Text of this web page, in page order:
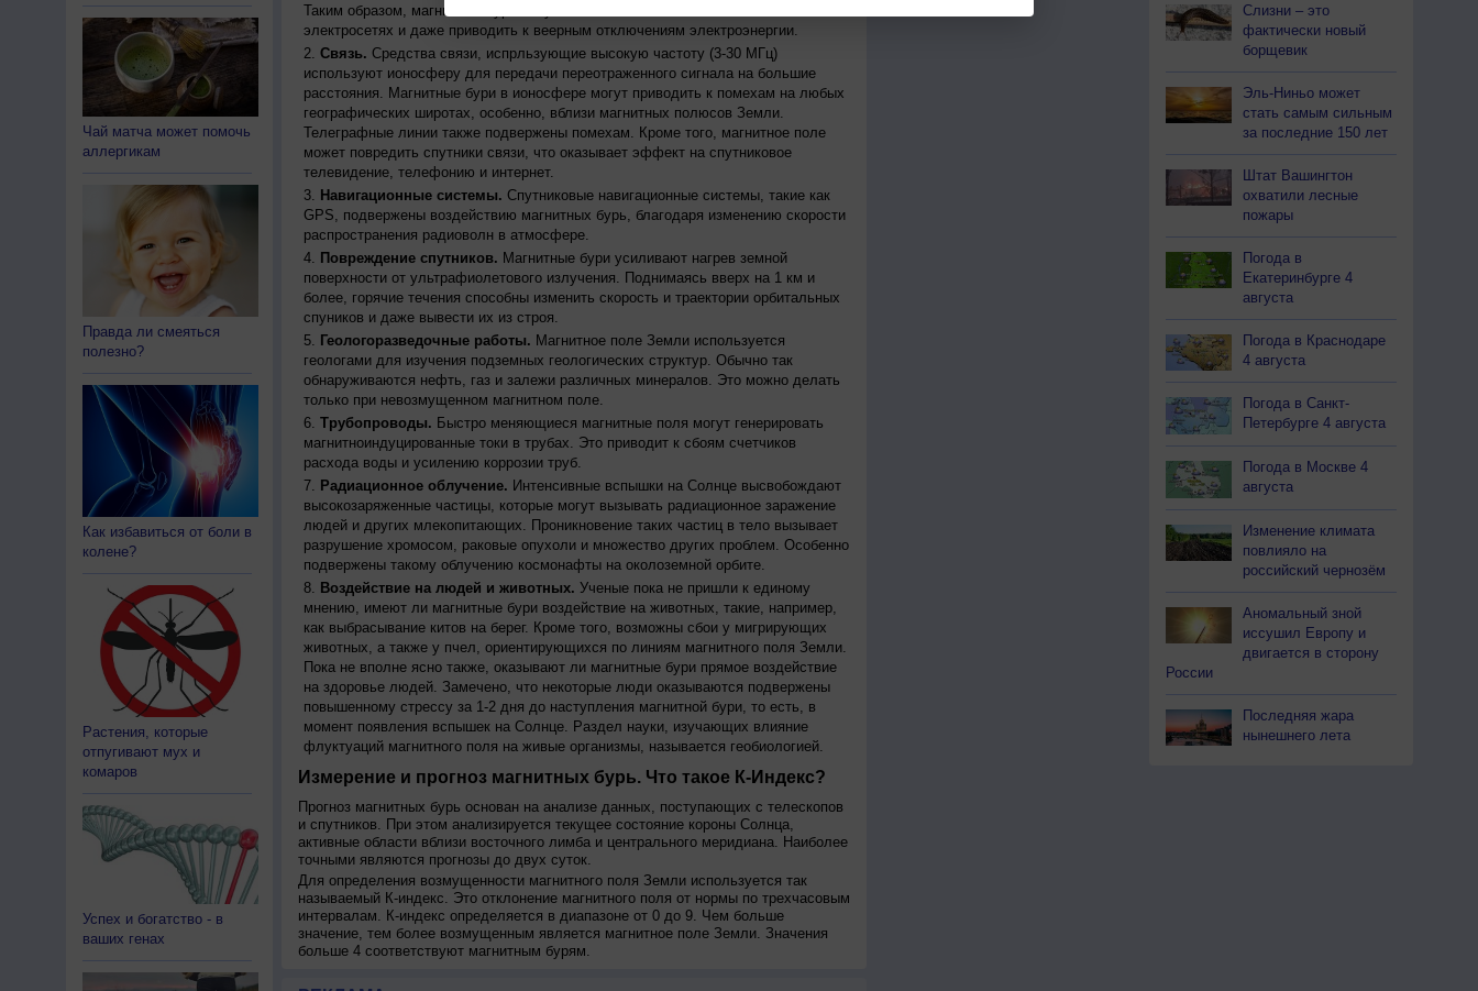
Чай матча может помочь
аллергикам
Правда ли смеяться
полезно?
Как избавиться от боли в
колене?
Растения, которые
отпугивают мух и
комаров
Успех и богатство - в
ваших генах
Таким образом, магнитные бури могут вызывать масштабные сбои в
электросетях и даже приводить к веерным отключениям электроэнергии.
Связь. Средства связи, испрльзующие высокую частоту (3-30 МГц)
используют ионосферу для передачи переотраженного сигнала на большие
расстояния. Магнитные бури в ионосфере могут приводить к помехам на любых
географических широтах, особенно, вблизи магнитных полюсов Земли.
Телеграфные линии также подвержены помехам. Кроме того, магнитное поле
может повредить спутники связи, что оказывает эффект на спутниковое
телевидение, телефонию и интернет.
Навигационные системы. Спутниковые навигационные системы, такие как
GPS, подвержены воздействию магнитных бурь, благодаря изменению скорости
распространения радиоволн в атмосфере.
Повреждение спутников. Магнитные бури усиливают нагрев земной
поверхности от ультрафиолетового излучения. Поднимаясь вверх на 1 км и
более, горячие течения способны изменить скорость и траектории орбитальных
спуников и даже вывести их из строя.
Геологоразведочные работы. Магнитное поле Земли используется
геологами для изучения подземных геологических структур. Обычно так
обнаруживаются нефть, газ и залежи различных минералов. Это можно делать
только при невозмущенном магнитном поле.
Трубопроводы. Быстро меняющиеся магнитные поля могут генерировать
магнитноиндуцированные токи в трубах. Это приводит к сбоям счетчиков
расхода воды и усилению коррозии труб.
Радиационное облучение. Интенсивные вспышки на Солнце высвобождают
высокозаряженные частицы, которые могут вызывать радиационное заражение
людей и других млекопитающих. Проникновение таких частиц в тело вызывает
разрушение хромосом, раковые опухоли и множество других проблем. Особенно
подвержены такому облучению космонафты на околоземной орбите.
Воздействие на людей и животных. Ученые пока не пришли к единому
мнению, имеют ли магнитные бури воздействие на животных, такие, например,
как выбрасывание китов на берег. Кроме того, возможны сбои у мигрирующих
животных, а также у пчел, ориентирующихся по линиям магнитного поля Земли.
Пока не вполне ясно также, оказывают ли магнитные бури прямое воздействие
на здоровье людей. Замечено, что некоторые люди оказываются подвержены
повышенному стрессу за 1-2 дня до наступления магнитной бури, то есть, в
момент появления вспышек на Солнце. Раздел науки, изучающих влияние
флуктуаций магнитного поля на живые организмы, называется геобиологией.
Измерение и прогноз магнитных бурь. Что такое К-Индекс?
Прогноз магнитных бурь основан на анализе данных, поступающих с телескопов
и спутников. При этом анализируется текущее состояние короны Солнца,
активные области вблизи восточного лимба и центрального меридиана. Наиболее
точными являются прогнозы до двух суток.
Для определения возмущенности магнитного поля Земли используется так
называемый К-индекс. Это отклонение магнитного поля от нормы по трехчасовым
интервалам. К-индекс определяется в диапазоне от 0 до 9. Чем больше
значение, тем более возмущенным является магнитное поле Земли. Значения
больше 4 соответствуют магнитным бурям.
Слизни – это
фактически новый
борщевик
Эль-Ниньо может
стать самым сильным
за последние 150 лет
Штат Вашингтон
охватили лесные
пожары
Погода в
Екатеринбурге 4
августа
Погода в Краснодаре
4 августа
Погода в Санкт-
Петербурге 4 августа
Погода в Москве 4
августа
Изменение климата
повлияло на
российский чернозём
Аномальный зной
иссушил Европу и
двигается в сторону
России
Последняя жара
нынешнего лета